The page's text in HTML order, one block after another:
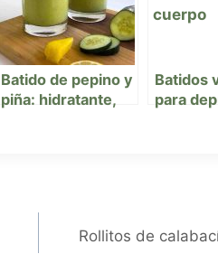
Batido de pepino y
piña: hidratante,
Batidos
para
Rollitos de